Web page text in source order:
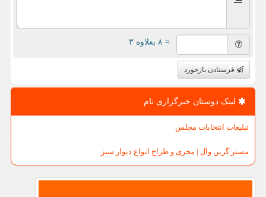
= ۸ بعلاوه ۳
فرستادن بازخورد
لینک دوستان خبرگزاری نام
تبلیغات انتخابات مجلس
مستر گرین وال | مجری و طراح انواع دیوار سبز